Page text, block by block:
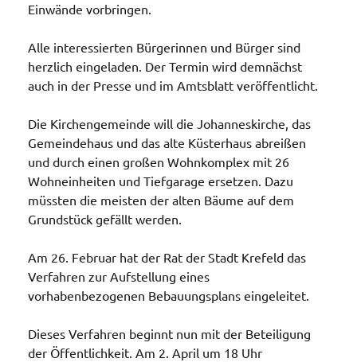
Einwände vorbringen.
Alle interessierten Bürgerinnen und Bürger sind
herzlich eingeladen. Der Termin wird demnächst
auch in der Presse und im Amtsblatt veröffentlicht.
Die Kirchengemeinde will die Johanneskirche, das
Gemeindehaus und das alte Küsterhaus abreißen
und durch einen großen Wohnkomplex mit 26
Wohneinheiten und Tiefgarage ersetzen. Dazu
müssten die meisten der alten Bäume auf dem
Grundstück gefällt werden.
Am 26. Februar hat der Rat der Stadt Krefeld das
Verfahren zur Aufstellung eines
vorhabenbezogenen Bebauungsplans eingeleitet.
Dieses Verfahren beginnt nun mit der Beteiligung
der Öffentlichkeit. Am 2. April um 18 Uhr